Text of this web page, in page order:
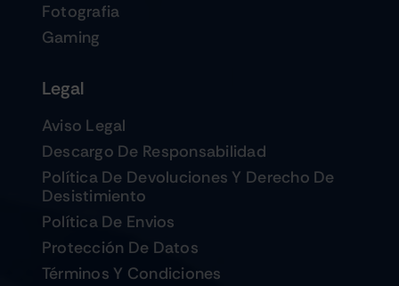
Fotografia
Gaming
Legal
Aviso Legal
Descargo De Responsabilidad
Política De Devoluciones Y Derecho De
Desistimiento
Política De Envios
Protección De Datos
Términos Y Condiciones